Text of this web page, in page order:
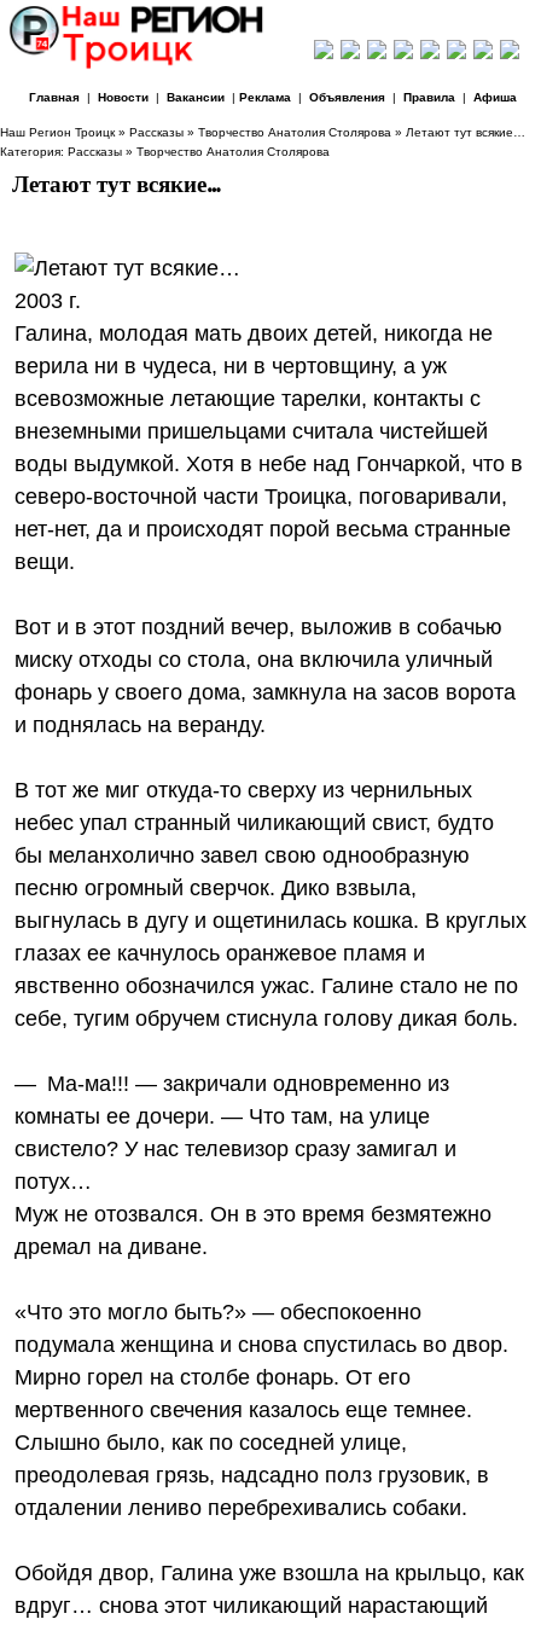
Главная| Новости| Вакансии| Реклама | Объявления| Правила | Афиша
Наш Регион Троицк » Рассказы » Творчество Анатолия Столярова » Летают тут всякие…
Категория: Рассказы » Творчество Анатолия Столярова
Летают тут всякие…
2003 г.
Галина, молодая мать двоих детей, никогда не
верила ни в чудеса, ни в чертовщину, а уж
всевозможные летающие тарелки, контакты с
внеземными пришельцами считала чистейшей
воды выдумкой. Хотя в небе над Гончаркой, что в
северо-восточной части Троицка, поговаривали,
нет-нет, да и происходят порой весьма странные
вещи.
Вот и в этот поздний вечер, выложив в собачью
миску отходы со стола, она включила уличный
фонарь у своего дома, замкнула на засов ворота
и поднялась на веранду.
В тот же миг откуда‑то сверху из чернильных
небес упал странный чиликающий свист, будто
бы меланхолично завел свою однообразную
песню огромный сверчок. Дико взвыла,
выгнулась в дугу и ощетинилась кошка. В круглых
глазах ее качнулось оранжевое пламя и
явственно обозначился ужас. Галине стало не по
себе, тугим обручем стиснула голову дикая боль.
— Ма-ма!!! — закричали одновременно из
комнаты ее дочери. — Что там, на улице
свистело? У нас телевизор сразу замигал и
потух…
Муж не отозвался. Он в это время безмятежно
дремал на диване.
«Что это могло быть?» — обеспокоенно
подумала женщина и снова спустилась во двор.
Мирно горел на столбе фонарь. От его
мертвенного свечения казалось еще темнее.
Слышно было, как по соседней улице,
преодолевая грязь, надсадно полз грузовик, в
отдалении лениво перебрехивались собаки.
Обойдя двор, Галина уже взошла на крыльцо, как
вдруг… снова этот чиликающий нарастающий